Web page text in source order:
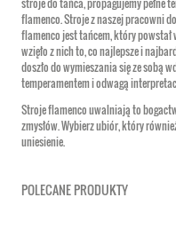
flamenco. Stroje z naszej pracowni
flamenco jest tańcem, który
wzięło z nich to, co najlepsze i
doszło do wymieszania się ze sobą
temperamentem i odwagą
Stroje flamenco uwalniają to
zmysłów. Wybierz ubiór, który
uniesienie.
POLECANE PRODUKTY